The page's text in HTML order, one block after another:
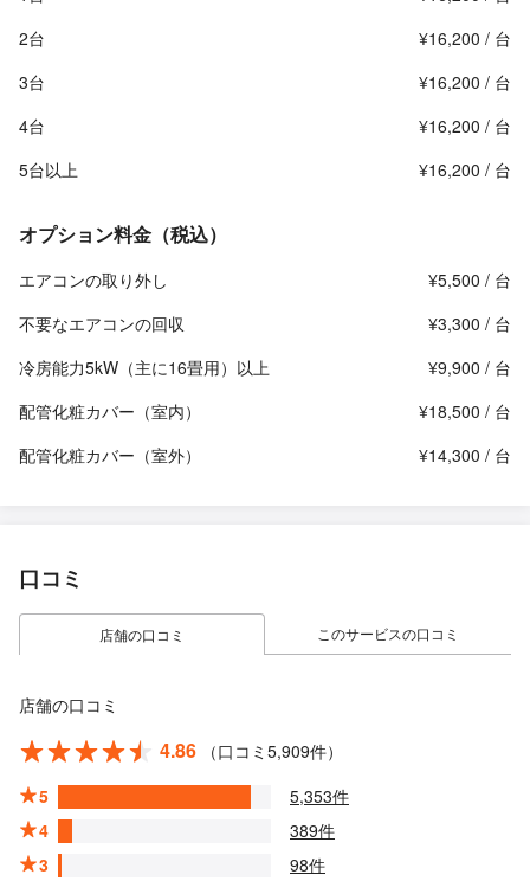
2台
¥16,200 / 台
3台
¥16,200 / 台
4台
¥16,200 / 台
5台以上
¥16,200 / 台
オプション料金（税込）
エアコンの取り外し
¥5,500 / 台
不要なエアコンの回収
¥3,300 / 台
冷房能力5kW（主に16畳用）以上
¥9,900 / 台
配管化粧カバー（室内）
¥18,500 / 台
配管化粧カバー（室外）
¥14,300 / 台
口コミ
店舗の口コミ このサービスの口コミ
店舗の口コミ
4.86
（口コミ5,909件）
5
5,353件
4
389件
3
98件